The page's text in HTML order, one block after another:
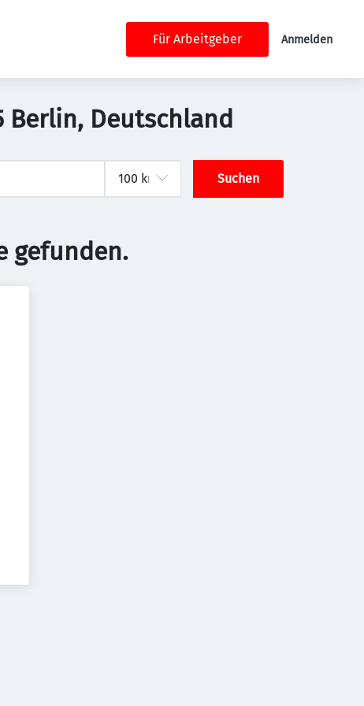
Für Arbeitgeber Anmelden
Berlin, Deutschland
Suchen
gefunden.